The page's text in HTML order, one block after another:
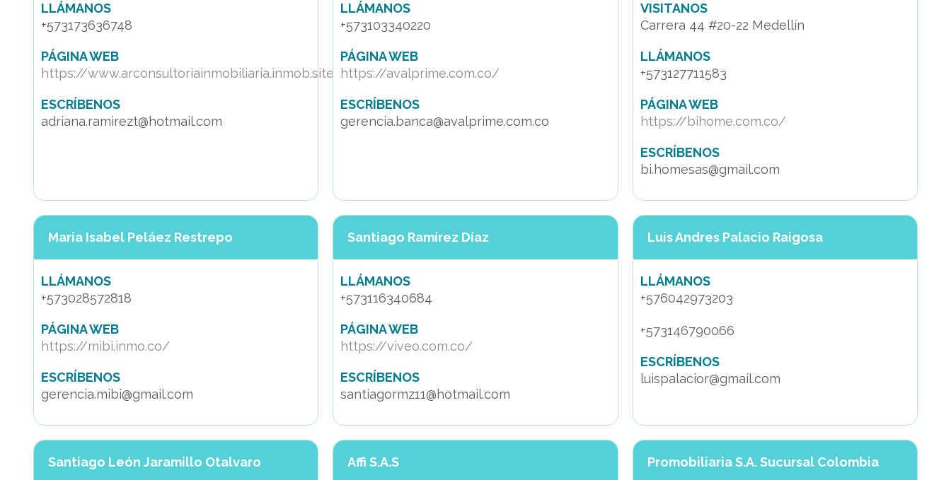
LLÁMANOS
+573173636748
PÁGINA WEB
https://www.arconsultoriainmobiliaria.inmob.site/
ESCRÍBENOS
adriana.ramirezt@hotmail.com
LLÁMANOS
+573103340220
PÁGINA WEB
https://avalprime.com.co/
ESCRÍBENOS
gerencia.banca@avalprime.com.co
VISITANOS
Carrera 44 #20-22 Medellín
LLÁMANOS
+573127711583
PÁGINA WEB
https://bihome.com.co/
ESCRÍBENOS
bi.homesas@gmail.com
Maria Isabel Peláez Restrepo
LLÁMANOS
+573028572818
PÁGINA WEB
https://mibi.inmo.co/
ESCRÍBENOS
gerencia.mibi@gmail.com
Santiago Ramírez Díaz
LLÁMANOS
+573116340684
PÁGINA WEB
https://viveo.com.co/
ESCRÍBENOS
santiagormz11@hotmail.com
Luis Andres Palacio Raigosa
LLÁMANOS
+576042973203
+573146790066
ESCRÍBENOS
luispalacior@gmail.com
Santiago León Jaramillo Otalvaro Affi S.A.S Promobiliaria S.A. Sucursal Colombia